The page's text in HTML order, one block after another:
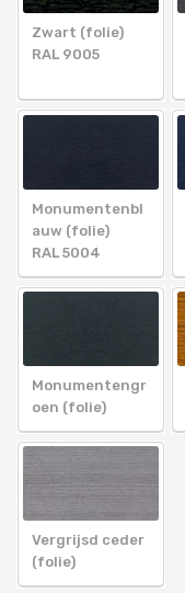
Zwart (folie)
RAL 9005
Monumentenbl
auw (folie)
RAL 5004
Monumentengr
oen (folie)
Vergrijsd ceder
(folie)